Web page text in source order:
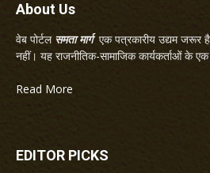
About Us
वेब पोर्टल समता मार्गएक पत्रकारीय उद्यम जरूर
नहीं। यह राजनीतिक-सामाजिक कार्यकर्ताओं के
Read More
EDITOR PICKS